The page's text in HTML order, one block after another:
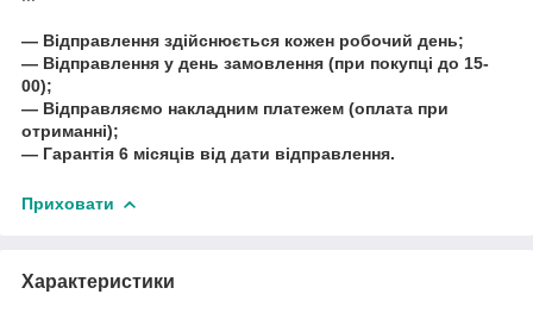
― Відправлення здійснюється кожен робочий день;
― Відправлення у день замовлення (при покупці до 15-
00);
― Відправляємо накладним платежем (оплата при
отриманні);
― Гарантія 6 місяців від дати відправлення.
Приховати
Характеристики